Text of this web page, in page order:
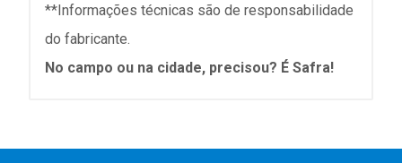
**Informações técnicas são de responsabilidade
do fabricante.
No campo ou na cidade, precisou? É Safra!